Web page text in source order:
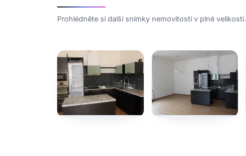
Prohlédněte si další snímky nemovitosti v plné velikosti.